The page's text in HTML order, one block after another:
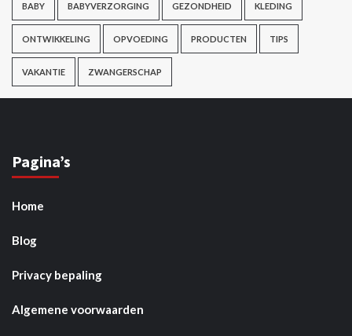
BABY BABYVERZORGING GEZONDHEID KLEDING
ONTWIKKELING OPVOEDING PRODUCTEN TIPS
VAKANTIE ZWANGERSCHAP
Pagina’s
Home
Blog
Privacy bepaling
Algemene voorwaarden